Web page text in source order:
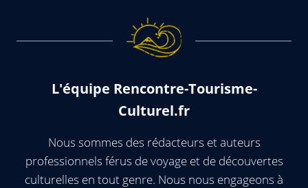
L'équipe Rencontre-Tourisme-
Culturel.fr
Nous sommes des rédacteurs et auteurs
professionnels férus de voyage et de découvertes
culturelles en tout genre. Nous nous engageons à